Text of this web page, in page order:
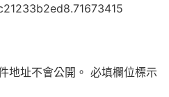
地址不會公開。 必填欄位標示